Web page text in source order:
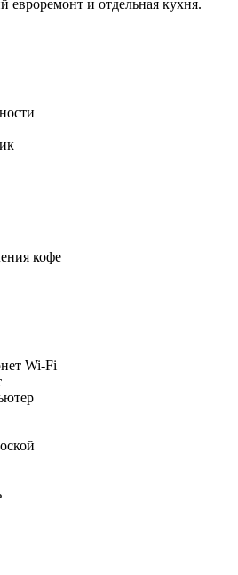
евроремонт и отдельная кухня.
кофе
Wi-Fi